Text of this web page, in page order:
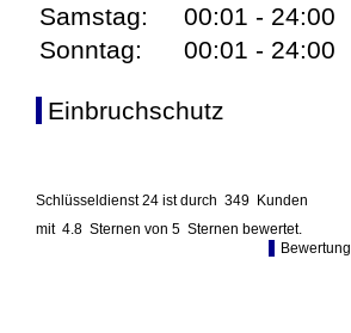
Samstag:
00:01 - 24:00
Sonntag:
00:01 - 24:00
Einbruchschutz
Schlüsseldienst 24 ist durch 349 Kunden
mit 4.8 Sternen von 5 Sternen bewertet.
Bewertung